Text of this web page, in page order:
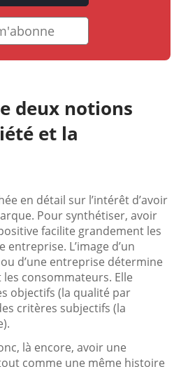
deux notions
et la
en détail sur l’intérêt d’avoir
Pour synthétiser, avoir
facilite grandement les
L’image d’un
d’une entreprise détermine
consommateurs. Elle
objectifs (la qualité par
critères subjectifs (la
là encore, avoir une
comme une même histoire